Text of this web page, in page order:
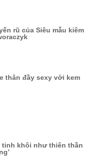
rũ của Siêu mẫu kiêm
thân đầy sexy với kem
tinh khôi như thiên thần